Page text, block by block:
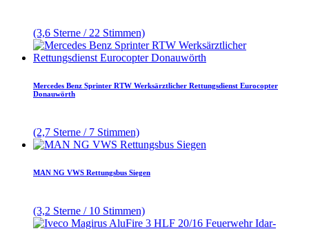
(3,6 Sterne / 22 Stimmen)
Mercedes Benz Sprinter RTW Werksärztlicher Rettungsdienst Eurocopter
Donauwörth
(2,7 Sterne / 7 Stimmen)
MAN NG VWS Rettungsbus Siegen
(3,2 Sterne / 10 Stimmen)